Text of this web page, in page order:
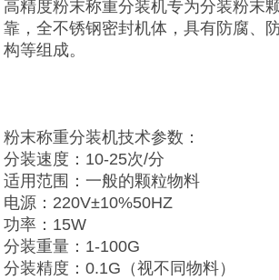
高精度粉末称重分装机专为分装粉末
靠，全不锈钢密封机体，具有防腐、
构等组成。
粉末称重分装机技术参数：
分装速度：10-25次/分
适用范围：一般的颗粒物料
电源：220V±10%50HZ
功率：15W
分装重量：1-100G
分装精度：0.1G（视不同物料）